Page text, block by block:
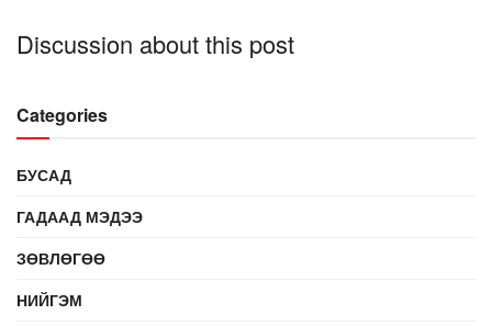
Discussion about this post
Categories
БУСАД
ГАДААД МЭДЭЭ
ЗӨВЛӨГӨӨ
НИЙГЭМ